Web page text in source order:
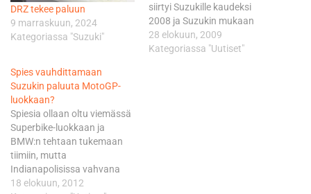
DRZ tekee paluun
9 marraskuun, 2024
Kategoriassa "Suzuki"
siirtyi Suzukille kaudeksi
2008 ja Suzukin mukaan
hänestä on tullut korkeasti
arvostettu ja arvovaltainen
28 elokuun, 2009
Kategoriassa "Uutiset"
Spies vauhdittamaan
Suzukin paluuta MotoGP-
luokkaan?
Spiesia ollaan oltu viemässä
Superbike-luokkaan ja
BMW:n tehtaan tukemaan
tiimiin, mutta
Indianapolisissa vahvana
vellovat varikkohuhut
18 elokuun, 2012